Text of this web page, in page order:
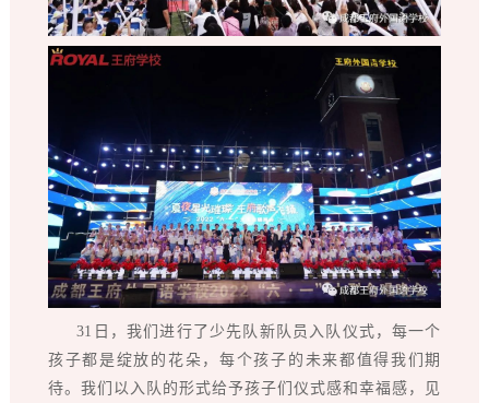
31日，我们进行了少先队新队员入队仪式，每一个
孩子都是绽放的花朵，每个孩子的未来都值得我们期
待。我们以入队的形式给予孩子们仪式感和幸福感，见